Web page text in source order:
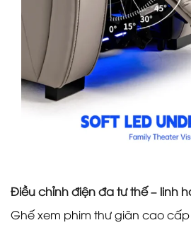
Điều chỉnh điện đa tư thế – linh
Ghế xem phim thư giãn cao cấp